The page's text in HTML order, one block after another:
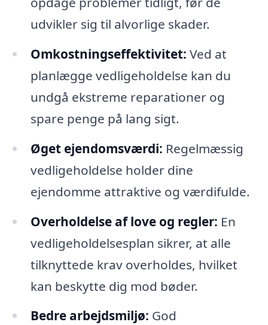
udvikler sig til alvorlige skader.
Omkostningseffektivitet: Ved at
planlægge vedligeholdelse kan du
undgå ekstreme reparationer og
spare penge på lang sigt.
Øget ejendomsværdi: Regelmæssig
vedligeholdelse holder dine
ejendomme attraktive og værdifulde.
Overholdelse af love og regler: En
vedligeholdelsesplan sikrer, at alle
tilknyttede krav overholdes, hvilket
kan beskytte dig mod bøder.
Bedre arbejdsmiljø: God